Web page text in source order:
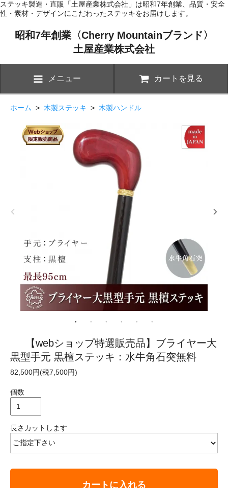
ステッキ製造・直販「土屋産業株式会社」は昭和7年創業、品質・安全
性・素材・デザインにこだわったステッキをお届けします。
昭和7年創業〈Cherry Mountainブランド〉
土屋産業株式会社
メニュー カートを見る
ホーム > 木製ステッキ > 木製ハンドル
【webショップ特選販売品】ブライヤー大
黒型手元 黒檀ステッキ：水牛角石突無料
82,500円(税7,500円)
個数
長さカットします
カートに入れる